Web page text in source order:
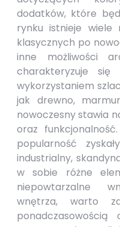
dodatków, które
rynku istnieje wiele
klasycznych po
inne możliwości
charakteryzuje
wykorzystaniem
jak drewno,
nowoczesny stawia
oraz
popularność
industrialny,
w sobie różne
niepowtarzalne
wnętrza, warto